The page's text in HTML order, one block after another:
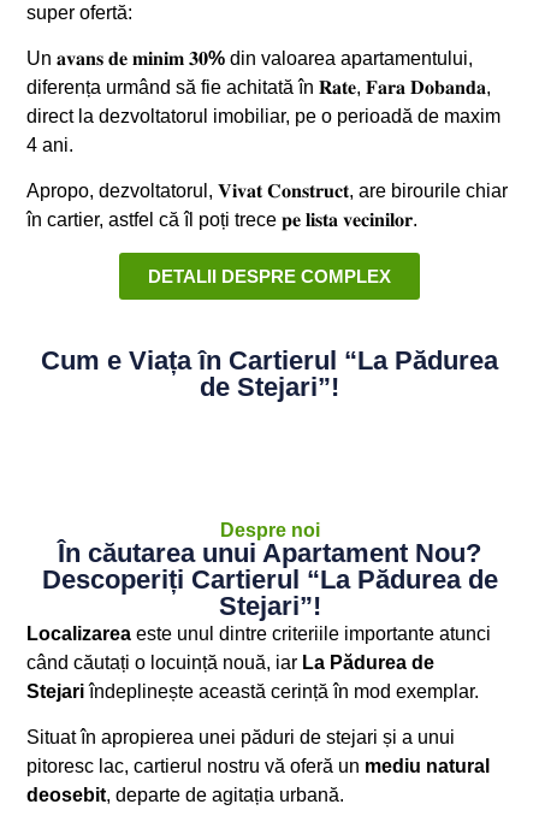
super ofertă:
Un 𝐚𝐯𝐚𝐧𝐬 𝐝𝐞 𝐦𝐢𝐧𝐢𝐦 𝟑𝟎% din valoarea apartamentului,
diferența urmând să fie achitată în 𝐑𝐚𝐭𝐞, 𝐅𝐚𝐫𝐚 𝐃𝐨𝐛𝐚𝐧𝐝𝐚,
direct la dezvoltatorul imobiliar, pe o perioadă de maxim
4 ani.
Apropo, dezvoltatorul, 𝐕𝐢𝐯𝐚𝐭 𝐂𝐨𝐧𝐬𝐭𝐫𝐮𝐜𝐭, are birourile chiar
în cartier, astfel că îl poți trece 𝐩𝐞 𝐥𝐢𝐬𝐭𝐚 𝐯𝐞𝐜𝐢𝐧𝐢𝐥𝐨𝐫.
DETALII DESPRE COMPLEX
Cum e Viața în Cartierul “La Pădurea
de Stejari”!
Despre noi
În căutarea unui Apartament Nou?
Descoperiți Cartierul “La Pădurea de
Stejari”!
Localizarea este unul dintre criteriile importante atunci
când căutați o locuință nouă, iar La Pădurea de
Stejariîndeplinește această cerință în mod exemplar.
Situat în apropierea unei păduri de stejari și a unui
pitoresc lac, cartierul nostru vă oferă un mediu natural
deosebit, departe de agitația urbană.